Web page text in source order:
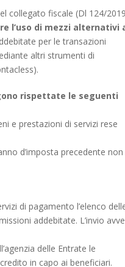
collegato fiscale (Dl 124/
l’uso di mezzi alternativi
per le transazioni
altri strumenti di
rispettate le seguenti
e prestazioni di servizi rese
d’imposta precedente non
di pagamento l’elenco
addebitate. L’invio
delle Entrate le
in capo ai beneficiari.